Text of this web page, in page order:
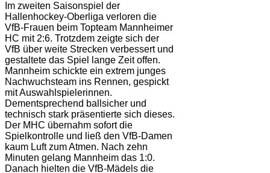
Im zweiten Saisonspiel der
Hallenhockey-Oberliga verloren die
VfB-Frauen beim Topteam Mannheimer
HC mit 2:6. Trotzdem zeigte sich der
VfB über weite Strecken verbessert und
gestaltete das Spiel lange Zeit offen.
Mannheim schickte ein extrem junges
Nachwuchsteam ins Rennen, gespickt
mit Auswahlspielerinnen.
Dementsprechend ballsicher und
technisch stark präsentierte sich dieses.
Der MHC übernahm sofort die
Spielkontrolle und ließ den VfB-Damen
kaum Luft zum Atmen. Nach zehn
Minuten gelang Mannheim das 1:0.
Danach hielten die VfB-Mädels die